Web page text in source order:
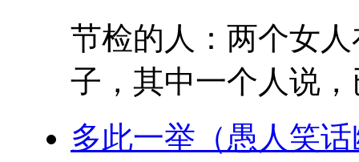
节检的人：两个女
子，其中一个人说
多此一举（愚人笑